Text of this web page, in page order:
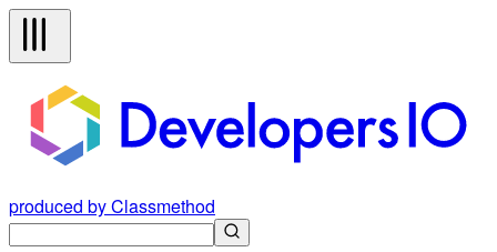
produced by Classmethod